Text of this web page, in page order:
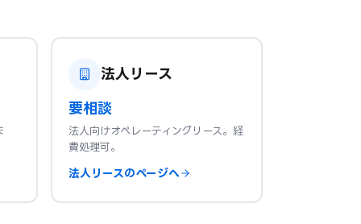
法人リース
要相談
法人向けオペレーティングリース。経
費処理可。
法人リースのページへ